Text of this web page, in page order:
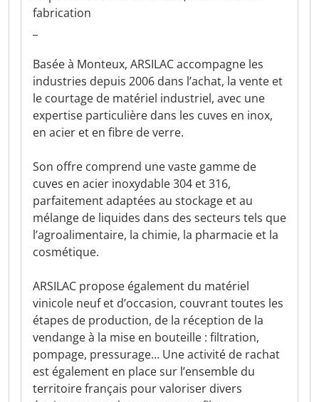
fabrication
Basée à Monteux, ARSILAC accompagne les
industries depuis 2006 dans l’achat, la vente et
le courtage de matériel industriel, avec une
expertise particulière dans les cuves en inox,
en acier et en fibre de verre.
Son offre comprend une vaste gamme de
cuves en acier inoxydable 304 et 316,
parfaitement adaptées au stockage et au
mélange de liquides dans des secteurs tels que
l’agroalimentaire, la chimie, la pharmacie et la
cosmétique.
ARSILAC propose également du matériel
vinicole neuf et d’occasion, couvrant toutes les
étapes de production, de la réception de la
vendange à la mise en bouteille : filtration,
pompage, pressurage… Une activité de rachat
est également en place sur l’ensemble du
territoire français pour valoriser divers